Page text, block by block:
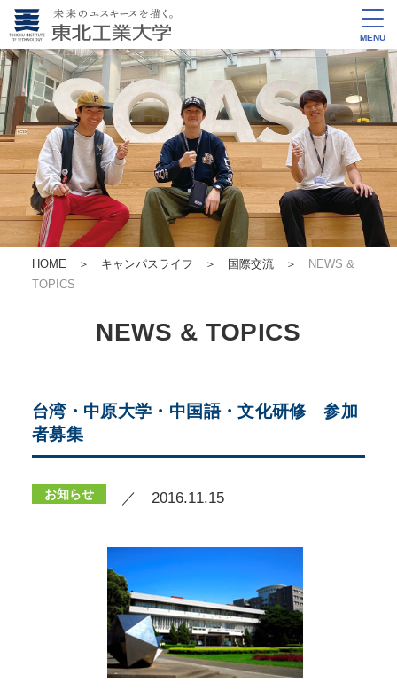
MENU
HOME ＞ キャンパスライフ ＞ 国際交流＞
NEWS &
TOPICS
NEWS & TOPICS
台湾・中原大学・中国語・文化研修 参加
者募集
お知らせ ／ 2016.11.15